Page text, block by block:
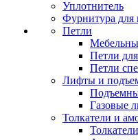
Уплотнитель
Фурнитура для
Петли
Петли
Петли
Лифты и
Газовые
Толкатели и
Толкатели